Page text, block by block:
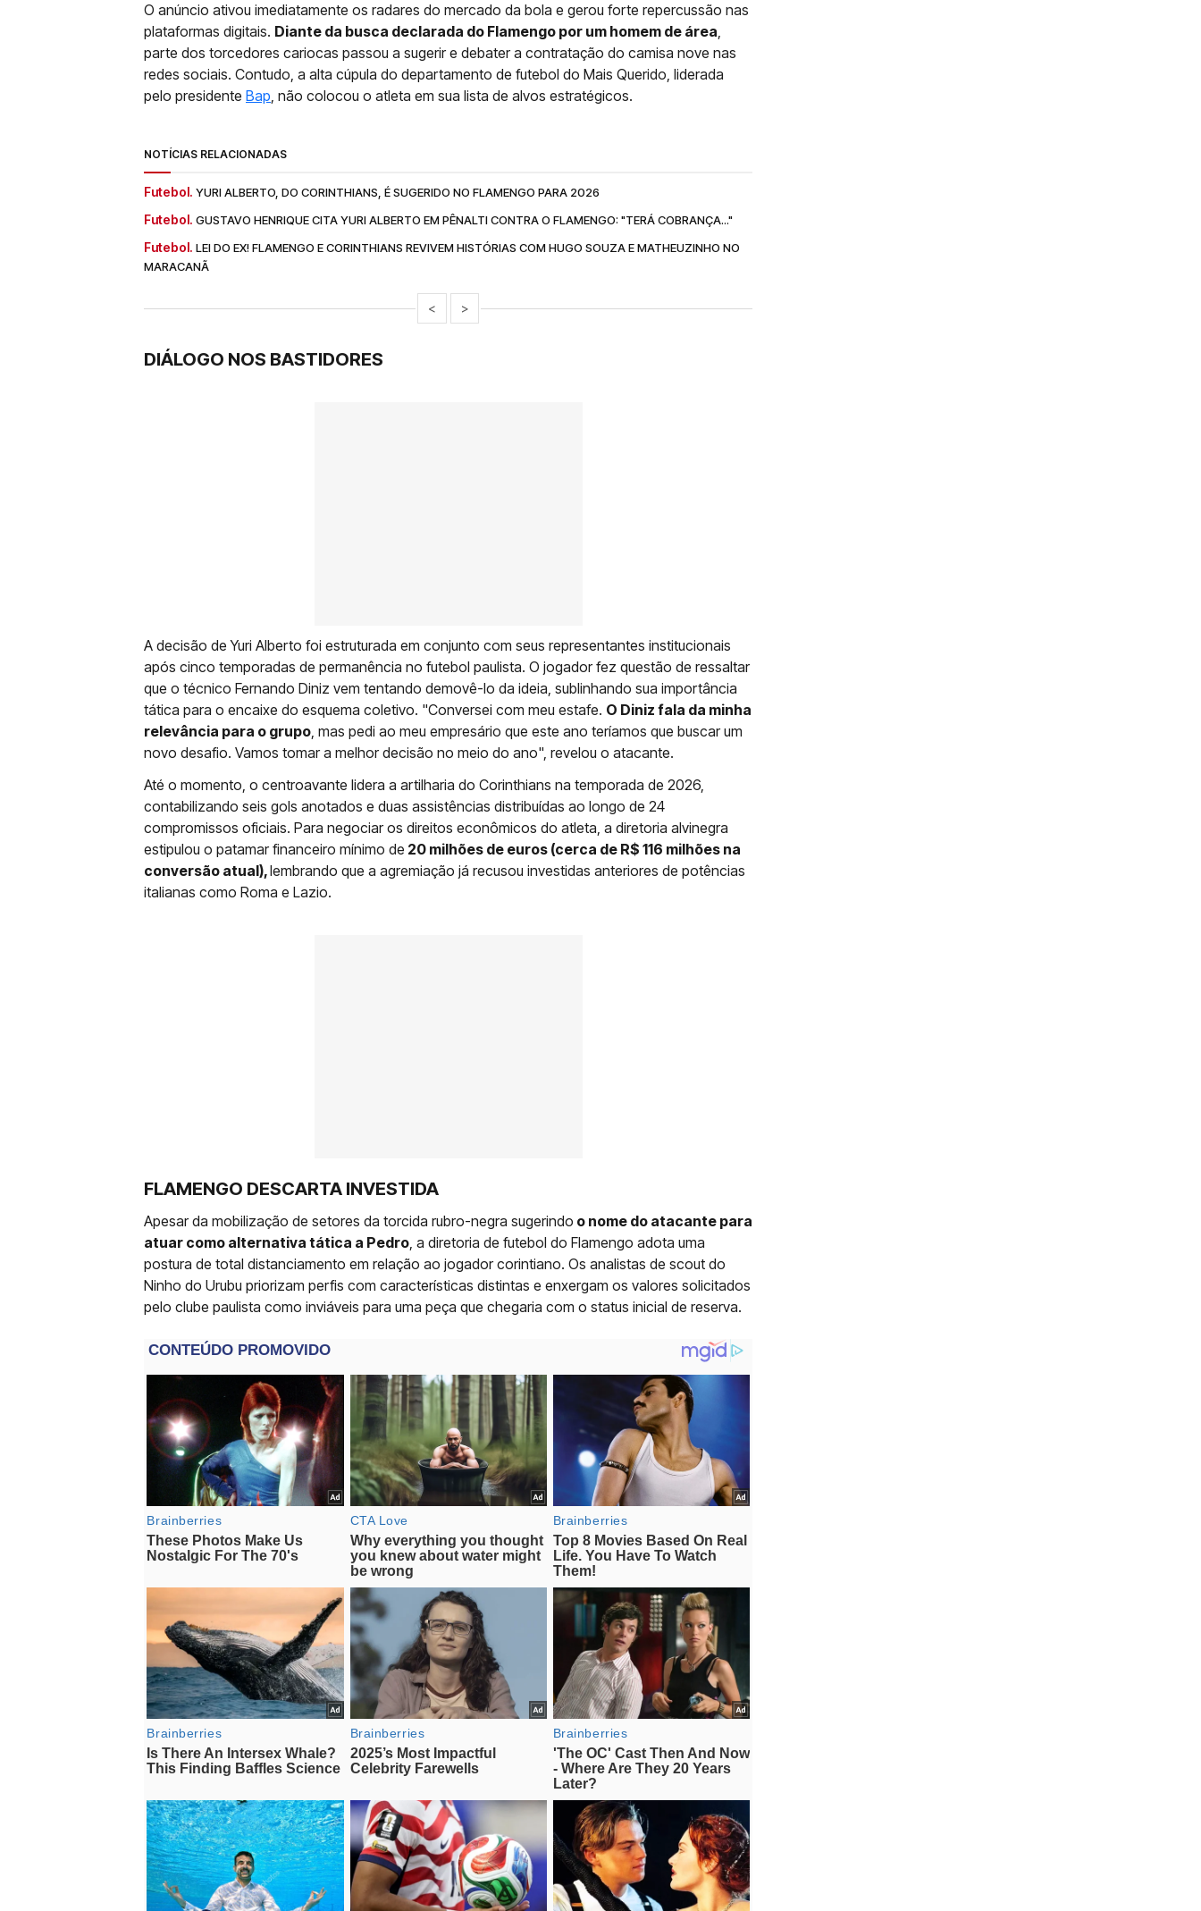
O anúncio ativou imediatamente os radares do mercado da bola e gerou forte repercussão nas
plataformas digitais. Diante da busca declarada do Flamengo por um homem de área,
parte dos torcedores cariocas passou a sugerir e debater a contratação do camisa nove nas
redes sociais. Contudo, a alta cúpula do departamento de futebol do Mais Querido, liderada
pelo presidente Bap, não colocou o atleta em sua lista de alvos estratégicos.
NOTÍCIAS RELACIONADAS
Futebol. YURI ALBERTO, DO CORINTHIANS, É SUGERIDO NO FLAMENGO PARA 2026
Futebol. GUSTAVO HENRIQUE CITA YURI ALBERTO EM PÊNALTI CONTRA O FLAMENGO: "TERÁ COBRANÇA..."
Futebol. LEI DO EX! FLAMENGO E CORINTHIANS REVIVEM HISTÓRIAS COM HUGO SOUZA E MATHEUZINHO NO
MARACANÃ
< >
DIÁLOGO NOS BASTIDORES
A decisão de Yuri Alberto foi estruturada em conjunto com seus representantes institucionais
após cinco temporadas de permanência no futebol paulista. O jogador fez questão de ressaltar
que o técnico Fernando Diniz vem tentando demovê-lo da ideia, sublinhando sua importância
tática para o encaixe do esquema coletivo. "Conversei com meu estafe. O Diniz fala da minha
relevância para o grupo, mas pedi ao meu empresário que este ano teríamos que buscar um
novo desafio. Vamos tomar a melhor decisão no meio do ano", revelou o atacante.
Até o momento, o centroavante lidera a artilharia do Corinthians na temporada de 2026,
contabilizando seis gols anotados e duas assistências distribuídas ao longo de 24
compromissos oficiais. Para negociar os direitos econômicos do atleta, a diretoria alvinegra
estipulou o patamar financeiro mínimo de 20 milhões de euros (cerca de R$ 116 milhões na
conversão atual),lembrando que a agremiação já recusou investidas anteriores de potências
italianas como Roma e Lazio.
FLAMENGO DESCARTA INVESTIDA
Apesar da mobilização de setores da torcida rubro-negra sugerindo o nome do atacante para
atuar como alternativa tática a Pedro, a diretoria de futebol do Flamengo adota uma
postura de total distanciamento em relação ao jogador corintiano. Os analistas de scout do
Ninho do Urubu priorizam perfis com características distintas e enxergam os valores solicitados
pelo clube paulista como inviáveis para uma peça que chegaria com o status inicial de reserva.